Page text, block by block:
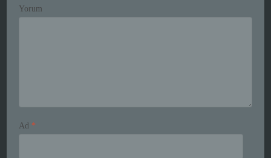
Yorum
Ad *